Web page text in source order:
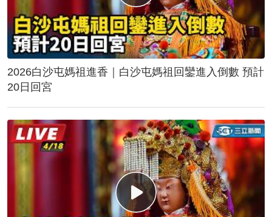
2026白沙屯媽祖進香｜白沙屯媽祖回鑾進入倒數 預計
20日回宮